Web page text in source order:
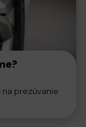
na prezúvanie